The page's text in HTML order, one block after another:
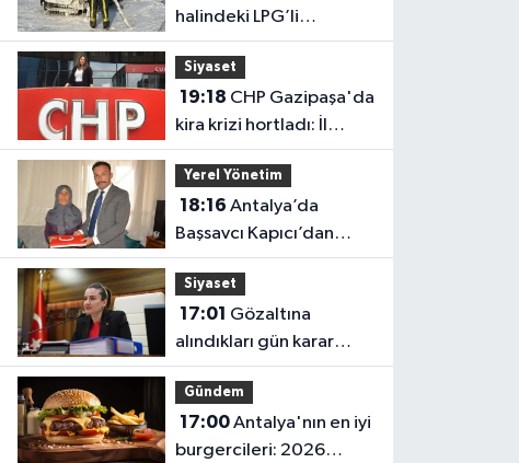
halindeki LPG’li
otomobil alev aldı: 4
yaralı
Siyaset
19:18
kira krizi hortladı: İl
Başkanlığı mahkemeye
gitti
Yerel Yönetim
18:16
Başsavcı Kapıcı’dan
şehit annesi Aysel
Belen’e anlamlı ziyaret
Siyaset
17:01
alındıkları gün karar
verilmiş! Büşra
Özdemir'in oluru ortaya
çıktı
Gündem
17:00Antalya'nın en iyi
burgercileri: 2026